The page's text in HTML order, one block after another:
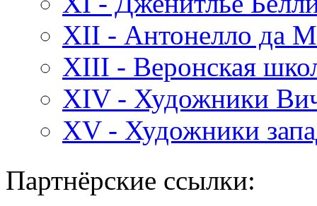
XII - Антонелло да
XIII - Веронская
XIV - Художники
XV - Художники
Партнёрские ссылки: